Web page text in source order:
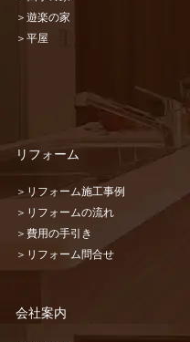
＞遊楽の家
＞平屋
リフォーム
＞リフォーム施工事例
＞リフォームの流れ
＞費用の手引き
＞リフォーム問合せ
会社案内